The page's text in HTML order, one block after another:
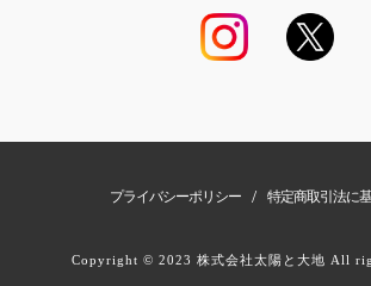
プライバシーポリシー / 特定商取引法に
Copyright © 2023 株式会社太陽と大地 All